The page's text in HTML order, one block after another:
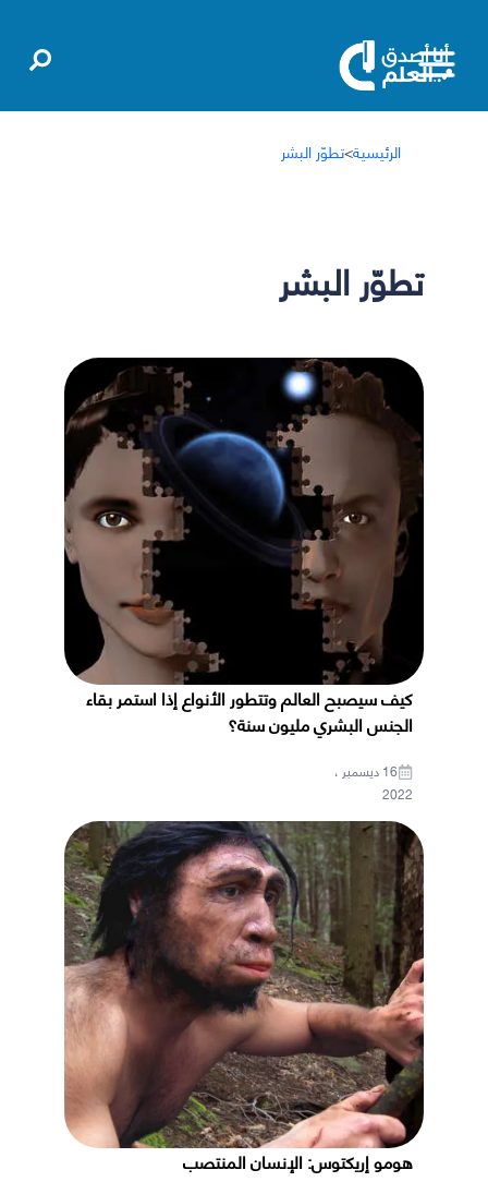
الرئيسية>تطوّر البشر
تطوّر البشر
كيف سيصبح العالم وتتطور الأنواع إذا استمر بقاء
الجنس البشري مليون سنة؟
16 ديسمبر ،
2022
هومو إريكتوس: الإنسان المنتصب